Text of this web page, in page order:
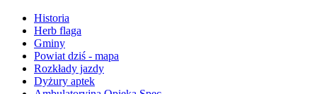
Historia
Herb flaga
Gminy
Powiat dziś - mapa
Rozkłady jazdy
Dyżury aptek